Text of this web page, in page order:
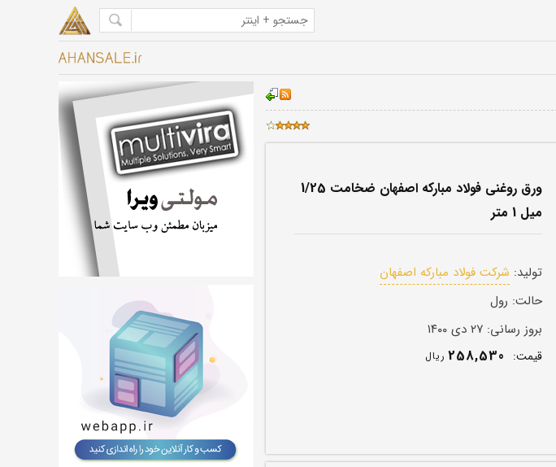
ورق روغنی فولاد مبارکه اصفهان ضخامت 1/25
میل 1 متر
تولید: شرکت فولاد مبارکه اصفهان
حالت: رول
بروز رسانی: ۲۷ دی ۱۴۰۰
قيمت: 258,530 ريال